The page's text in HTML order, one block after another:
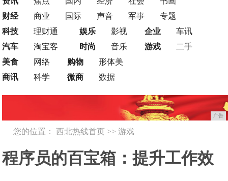
财经
商业 国际 声音 军事
专题
科技
理财通
汽车
淘宝客
娱乐
影视
时尚
音乐
企业
车讯
游戏
二手
美食
网络
商讯
科学
购物
形体美
微商
数据
广告
您的位置：西北热线首页 >>游戏
程序员的百宝箱：提升工作效